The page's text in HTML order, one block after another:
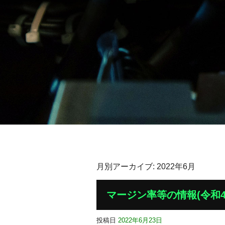
月別アーカイブ: 2022年6月
マージン率等の情報(令和
投稿日 2022年6月23日